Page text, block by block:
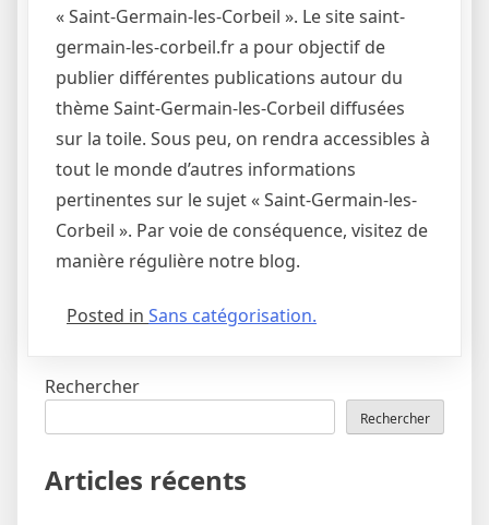
« Saint-Germain-les-Corbeil ». Le site saint-
germain-les-corbeil.fr a pour objectif de
publier différentes publications autour du
thème Saint-Germain-les-Corbeil diffusées
sur la toile. Sous peu, on rendra accessibles à
tout le monde d’autres informations
pertinentes sur le sujet « Saint-Germain-les-
Corbeil ». Par voie de conséquence, visitez de
manière régulière notre blog.
Posted in Sans catégorisation.
Rechercher
Rechercher
Articles récents